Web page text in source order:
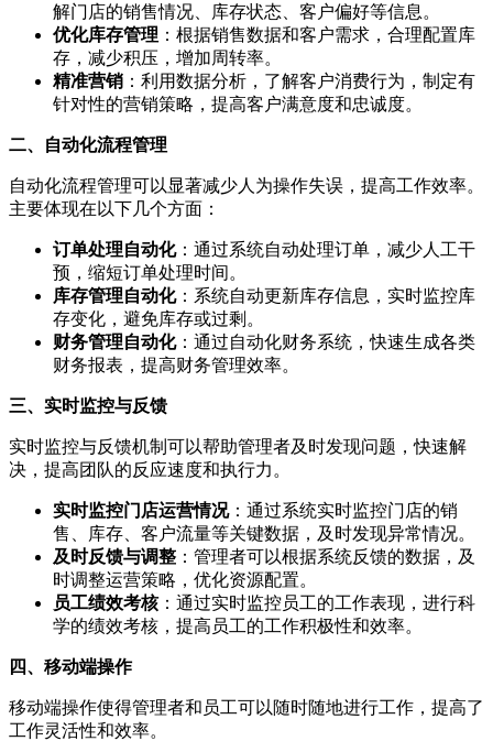
解门店的销售情况、库存状态、客户偏好等信息。
优化库存管理 ：根据销售数据和客户需求，合理配置库
存，减少积压，增加周转率。
精准营销 ：利用数据分析，了解客户消费行为，制定有
针对性的营销策略，提高客户满意度和忠诚度。
二、自动化流程管理
自动化流程管理可以显著减少人为操作失误，提高工作效率。
主要体现在以下几个方面：
订单处理自动化：通过系统自动处理订单，减少人工干
预，缩短订单处理时间。
库存管理自动化：系统自动更新库存信息，实时监控库
存变化，避免库存或过剩。
财务管理自动化：通过自动化财务系统，快速生成各类
财务报表，提高财务管理效率。
三、实时监控与反馈
实时监控与反馈机制可以帮助管理者及时发现问题，快速解
决，提高团队的反应速度和执行力。
实时监控门店运营情况：通过系统实时监控门店的销
售、库存、客户流量等关键数据，及时发现异常情况。
及时反馈与调整 ：管理者可以根据系统反馈的数据，及
时调整运营策略，优化资源配置。
员工绩效考核：通过实时监控员工的工作表现，进行科
学的绩效考核，提高员工的工作积极性和效率。
四、移动端操作
移动端操作使得管理者和员工可以随时随地进行工作，提高了
工作灵活性和效率。